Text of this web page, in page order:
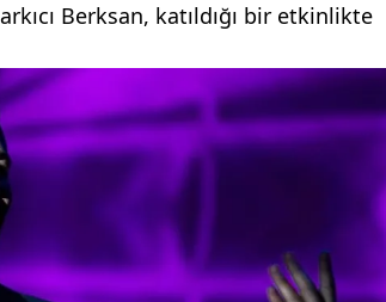
Berksan, katıldığı bir etkinlikte